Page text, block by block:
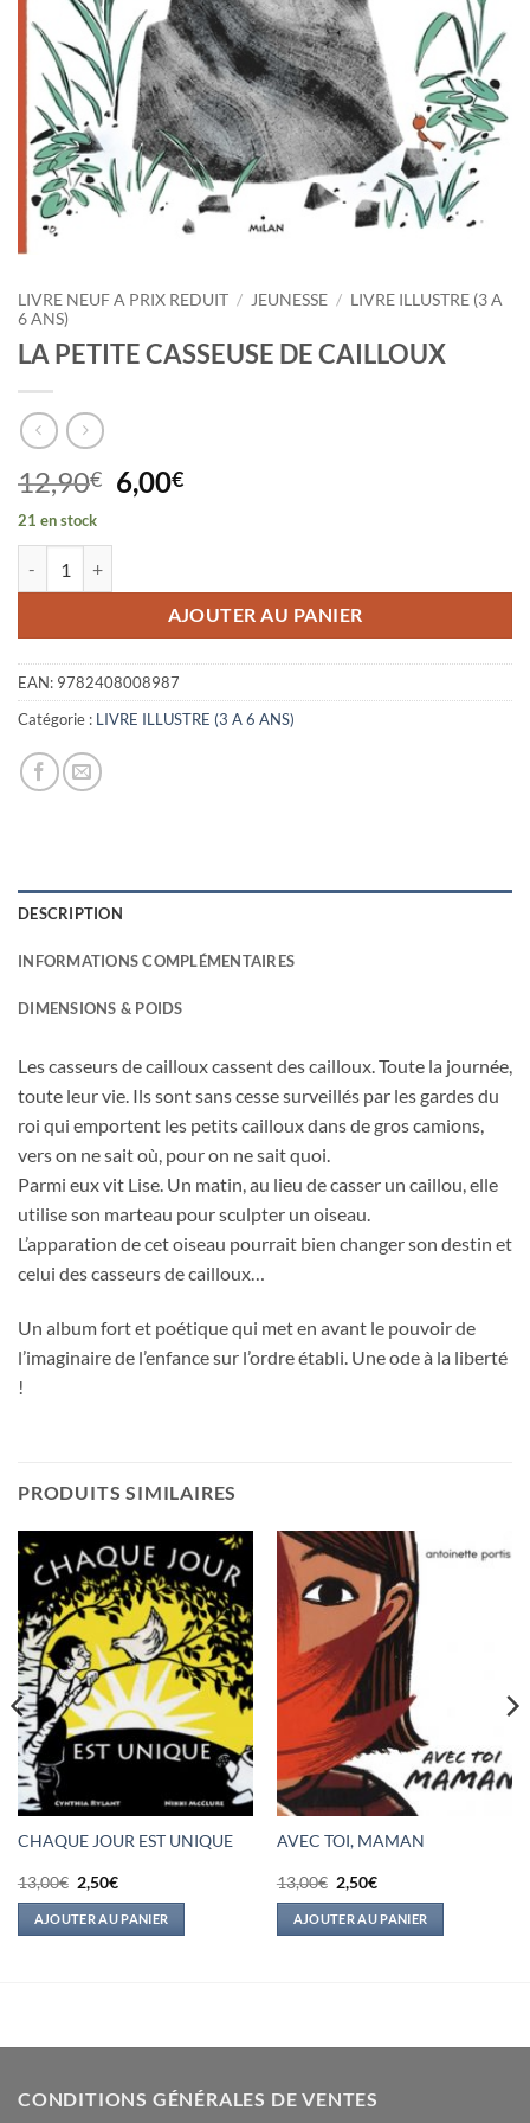
LIVRE NEUF A PRIX REDUIT / JEUNESSE / LIVRE ILLUSTRE (3 A
6 ANS)
LA PETITE CASSEUSE DE CAILLOUX
12,90€ Le
prix
12,90€.
6,00€Le
6,00€.
21 en stock
AJOUTER AU PANIER
EAN: 9782408008987
Catégorie : LIVRE ILLUSTRE (3 A 6 ANS)
DESCRIPTION
INFORMATIONS COMPLÉMENTAIRES
DIMENSIONS & POIDS
Les casseurs de cailloux cassent des cailloux. Toute la journée,
toute leur vie. Ils sont sans cesse surveillés par les gardes du
roi qui emportent les petits cailloux dans de gros camions,
vers on ne sait où, pour on ne sait quoi.
Parmi eux vit Lise. Un matin, au lieu de casser un caillou, elle
utilise son marteau pour sculpter un oiseau.
L’apparation de cet oiseau pourrait bien changer son destin et
celui des casseurs de cailloux…
Un album fort et poétique qui met en avant le pouvoir de
l’imaginaire de l’enfance sur l’ordre établi. Une ode à la liberté
!
PRODUITS SIMILAIRES
CHAQUE JOUR EST UNIQUE
13,00€ Le
prix
initial
était :
2,50€Le
actuel
est :
AJOUTER AU PANIER
AVEC TOI, MAMAN
13,00€ Le
prix
initial
était :
2,50€Le
actuel
est :
AJOUTER AU PANIER
CONDITIONS GÉNÉRALES DE VENTES